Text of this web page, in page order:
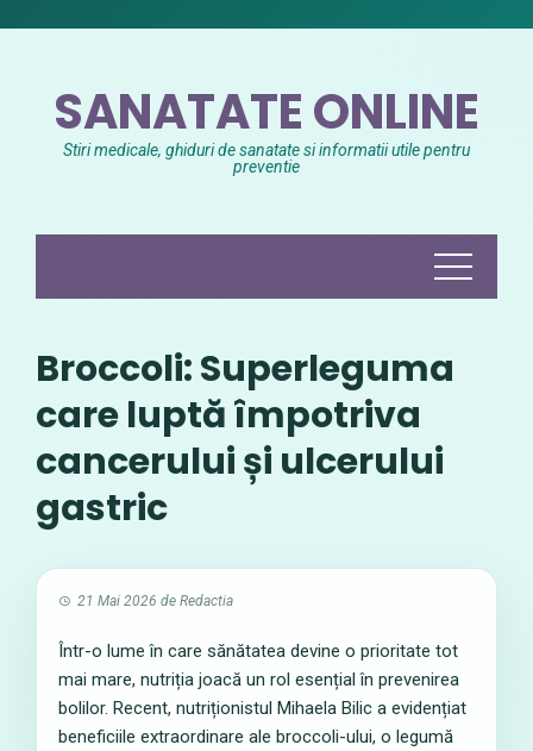
SANATATE ONLINE
Stiri medicale, ghiduri de sanatate si informatii utile pentru
preventie
Broccoli: Superleguma
care luptă împotriva
cancerului și ulcerului
gastric
21 Mai 2026 de Redactia
Într-o lume în care sănătatea devine o prioritate tot
mai mare, nutriția joacă un rol esențial în prevenirea
bolilor. Recent, nutriționistul Mihaela Bilic a evidențiat
beneficiile extraordinare ale broccoli-ului, o legumă